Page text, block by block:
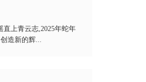
上青云志,2025年蛇年
造新的辉...